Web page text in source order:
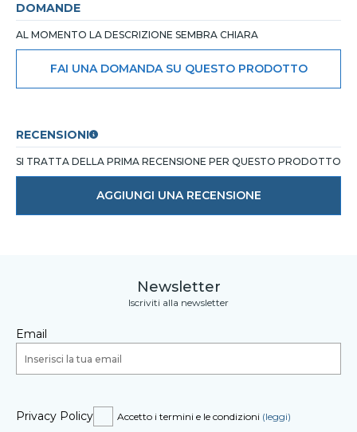
DOMANDE
AL MOMENTO LA DESCRIZIONE SEMBRA CHIARA
FAI UNA DOMANDA SU QUESTO PRODOTTO
RECENSIONI
SI TRATTA DELLA PRIMA RECENSIONE PER QUESTO PRODOTTO
AGGIUNGI UNA RECENSIONE
Newsletter
Iscriviti alla newsletter
Email
Privacy Policy Accetto i termini e le condizioni (leggi)